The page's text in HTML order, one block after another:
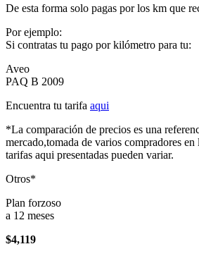
De esta forma solo pagas por los km que
Por ejemplo:
Si contratas tu pago por kilómetro para tu:
Aveo
PAQ B 2009
Encuentra tu tarifa aqui
*La comparación de precios es una
mercado,tomada de varios compradores
tarifas aqui presentadas pueden variar.
Otros*
Plan forzoso
a 12 meses
$4,119